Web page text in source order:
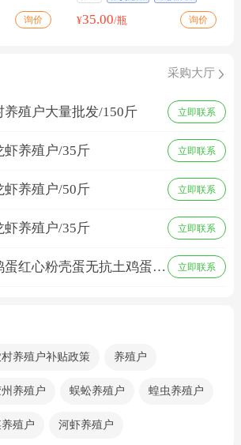
询价 ¥35.00/瓶 询价
采购大厅
养殖户大量批发/150斤 立即联系
虾养殖户/35斤 立即联系
虾养殖户/50斤 立即联系
虾养殖户/35斤 立即联系
蛋红心粉壳蛋无抗土鸡蛋五
立即联系
养殖户补贴政策 养殖户
州养殖户 蜈蚣养殖户 蝗虫养殖户
殖户 河虾养殖户